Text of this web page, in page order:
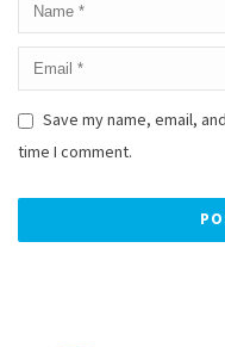
Save my name, email,
time I comment.